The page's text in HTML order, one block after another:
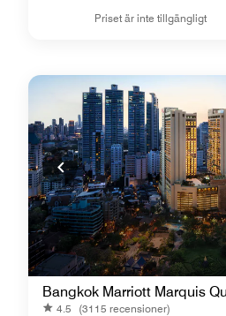
Priset är inte tillgängligt
Bangkok Marriott Marquis
4.5
(3115 recensioner)